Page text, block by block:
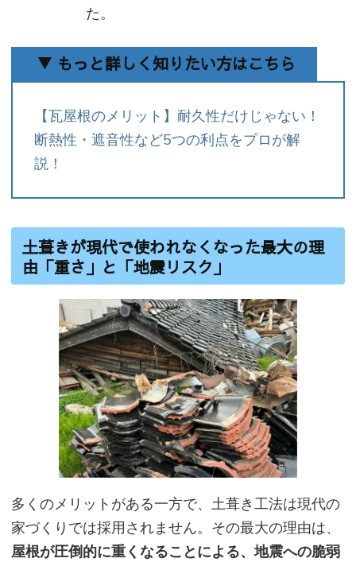
た。
▼ もっと詳しく知りたい方はこちら
【瓦屋根のメリット】耐久性だけじゃない！
断熱性・遮音性など5つの利点をプロが解
説！
土葺きが現代で使われなくなった最大の理
由「重さ」と「地震リスク」
多くのメリットがある一方で、土葺き工法は現代の
家づくりでは採用されません。その最大の理由は、
屋根が圧倒的に重くなることによる、地震への脆弱